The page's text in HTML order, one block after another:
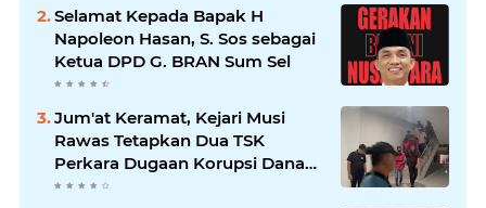
Selamat Kepada Bapak H
Napoleon Hasan, S. Sos sebagai
Ketua DPD G. BRAN Sum Sel
Jum'at Keramat, Kejari Musi
Rawas Tetapkan Dua TSK
Perkara Dugaan Korupsi Dana
Peremajaan PSR